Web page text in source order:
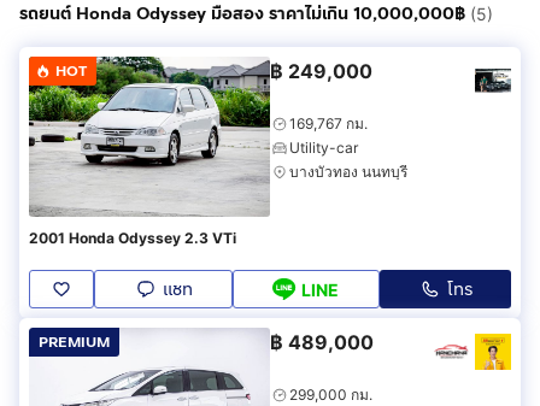
รถยนต์ Honda Odyssey มือสอง ราคาไม่เกิน 10,000,000฿ (5)
HOT ฿ 249,000
169,767 กม.
Utility-car
บางบัวทอง นนทบุรี
2001 Honda Odyssey 2.3 VTi
แชท LINE โทร
PREMIUM ฿ 489,000
299,000 กม.